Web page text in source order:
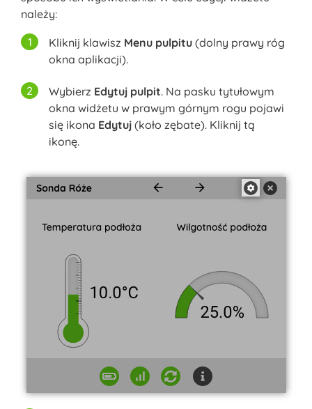
należy:
Kliknij klawisz Menu pulpitu (dolny prawy róg
okna aplikacji).
Wybierz Edytuj pulpit. Na pasku tytułowym
okna widżetu w prawym górnym rogu pojawi
się ikona Edytuj (koło zębate). Kliknij tą
ikonę.